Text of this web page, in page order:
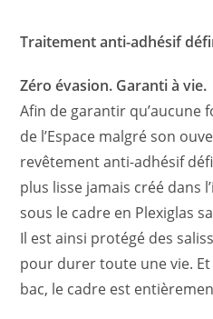
Traitement anti-adhésif
Zéro évasion. Garanti à vie.
Afin de garantir qu’aucune
de l’Espace malgré son
revêtement anti-adhésif
plus lisse jamais créé dans
sous le cadre en Plexiglas
Il est ainsi protégé des
pour durer toute une vie.
bac, le cadre est